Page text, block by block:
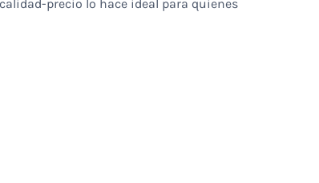
precio lo hace ideal para quienes